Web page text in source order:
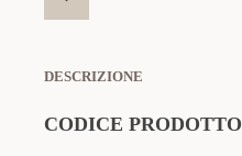
DESCRIZIONE
CODICE PRODOTTO